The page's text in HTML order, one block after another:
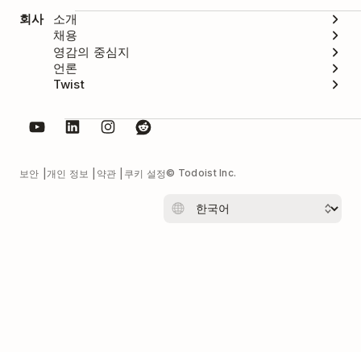
회사
소개
채용
영감의 중심지
언론
Twist
보안 개인 정보 약관 쿠키 설정© Todoist Inc.